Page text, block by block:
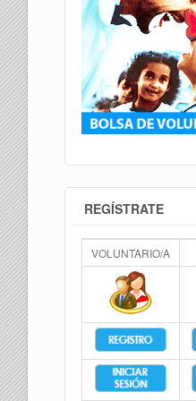
REGÍSTRATE
VOLUNTARIO/A